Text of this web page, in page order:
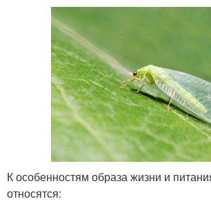
К особенностям образа жизни и
относятся: